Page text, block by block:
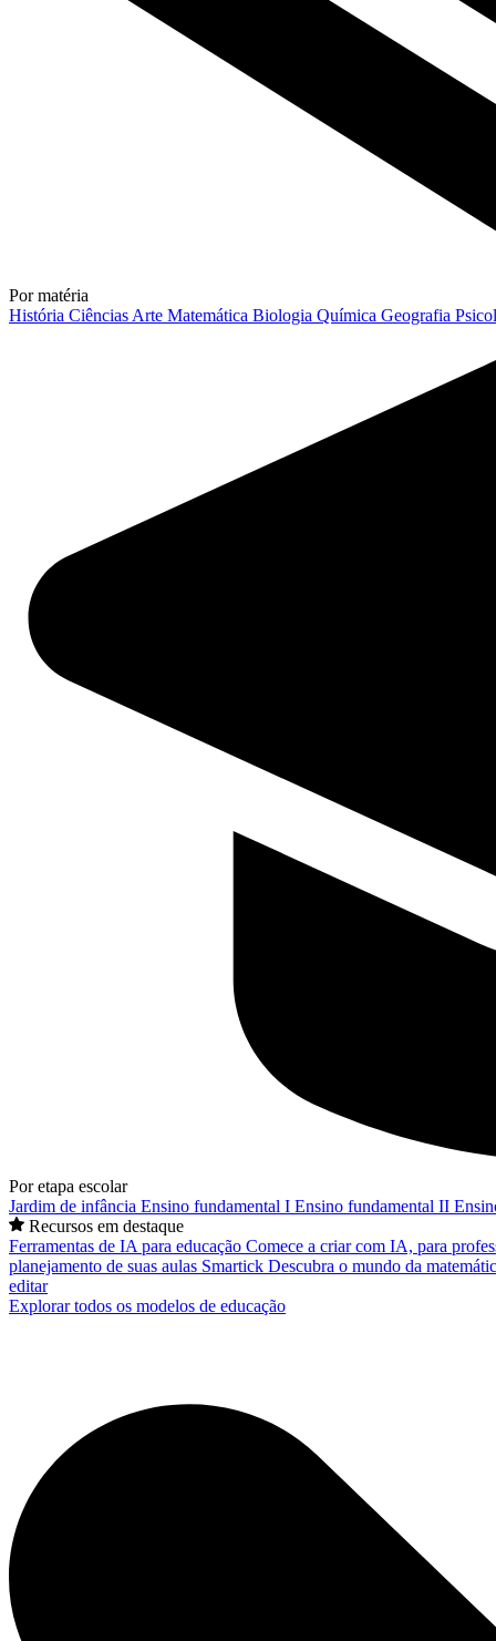
Por matéria
História Ciências Arte Matemática Biologia Química Geografia
Por etapa escolar
Jardim de infância Ensino fundamental I Ensino fundamental II
Recursos em destaque
Ferramentas de IA para educação Comece a criar com IA, para
planejamento de suas aulas Smartick Descubra o mundo da
editar
Explorar todos os modelos de educação